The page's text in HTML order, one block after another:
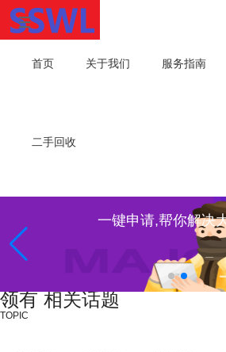
首页 关于我们 服务指南
二手回收
一键申请,帮你解决
领有 相关话题
TOPIC